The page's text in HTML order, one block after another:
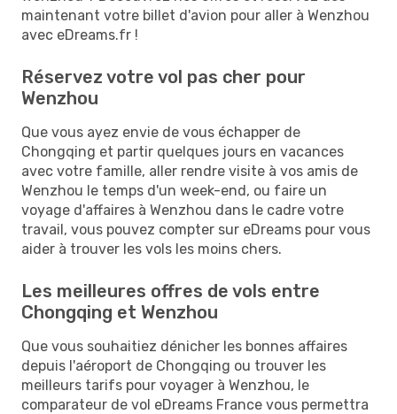
maintenant votre billet d'avion pour aller à Wenzhou
avec eDreams.fr !
Réservez votre vol pas cher pour
Wenzhou
Que vous ayez envie de vous échapper de
Chongqing et partir quelques jours en vacances
avec votre famille, aller rendre visite à vos amis de
Wenzhou le temps d'un week-end, ou faire un
voyage d'affaires à Wenzhou dans le cadre votre
travail, vous pouvez compter sur eDreams pour vous
aider à trouver les vols les moins chers.
Les meilleures offres de vols entre
Chongqing et Wenzhou
Que vous souhaitiez dénicher les bonnes affaires
depuis l'aéroport de Chongqing ou trouver les
meilleurs tarifs pour voyager à Wenzhou, le
comparateur de vol eDreams France vous permettra